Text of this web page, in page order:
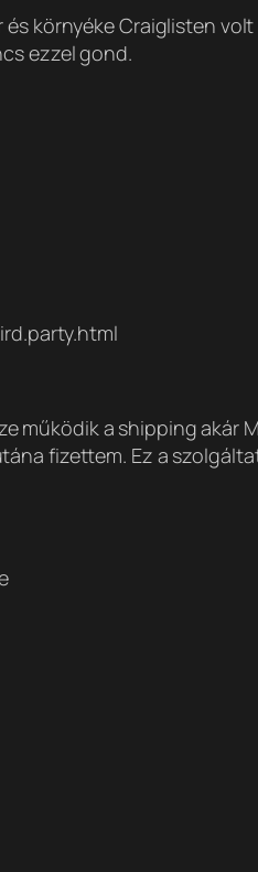
környéke Craiglisten
ezzel gond.
a shipping akár
fizettem. Ez a